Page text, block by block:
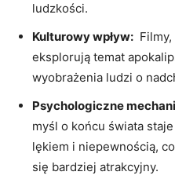
ludzkości.
Kulturowy wpływ:
eksplorują temat
wyobrażenia ludzi⁤ o
Psychologiczne
myśl o końcu ⁢świata
lękiem i niepewnością,
się ​bardziej atrakcyjny.